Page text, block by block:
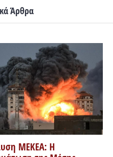
Άρθρα
ΜΕΚΕΑ: Η